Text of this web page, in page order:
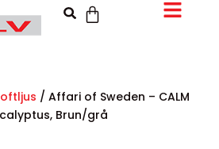
/ Affari of Sweden – CALM
Brun/grå